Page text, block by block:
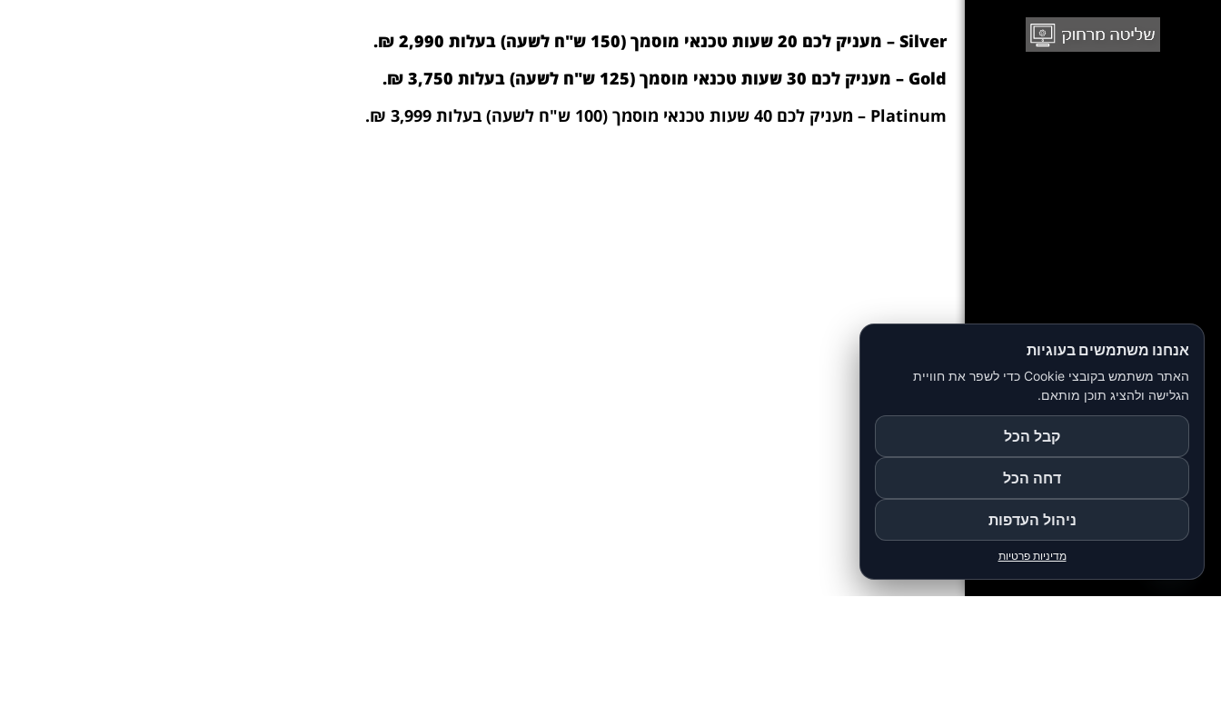
Silver – מעניק לכם 20 שעות טכנאי מוסמך (150 ש"ח לשעה) בעלות 2,990 ₪.
Gold – מעניק לכם 30 שעות טכנאי מוסמך (125 ש"ח לשעה) בעלות 3,750 ₪.
Platinum – מעניק לכם 40 שעות טכנאי מוסמך (100 ש"ח לשעה) בעלות 3,999 ₪.
אנחנו משתמשים בעוגיות
האתר משתמש בקובצי Cookie כדי לשפר את חוויית
הגלישה ולהציג תוכן מותאם.
קבל הכל
דחה הכל
ניהול העדפות
מדיניות פרטיות
Open chaty